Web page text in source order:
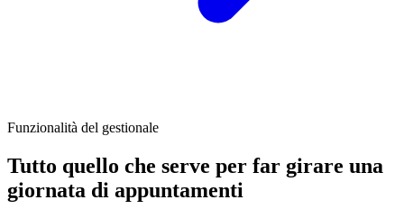
Funzionalità del gestionale
Tutto quello che serve per far girare una
giornata di appuntamenti